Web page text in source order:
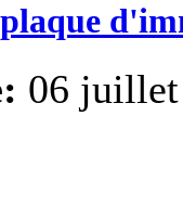
06 juillet